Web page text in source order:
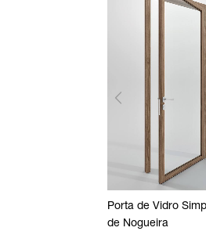
Porta de Vidro
de Nogueira